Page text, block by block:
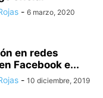
- 6 marzo, 2020
en redes
Facebook e...
- 10 diciembre, 2019